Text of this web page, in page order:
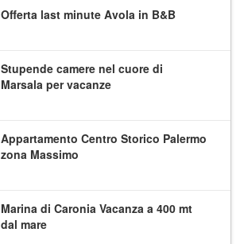
Offerta last minute Avola in B&B
Stupende camere nel cuore di
Marsala per vacanze
Appartamento Centro Storico Palermo
zona Massimo
Marina di Caronia Vacanza a 400 mt
dal mare